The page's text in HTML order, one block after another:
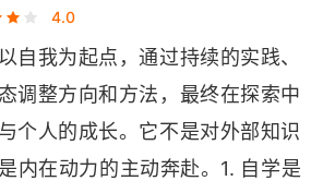
4.0
自我为起点，通过持续的实践、
调整方向和方法，最终在探索中
个人的成长。它不是对外部知识
内在动力的主动奔赴。1. 自学是